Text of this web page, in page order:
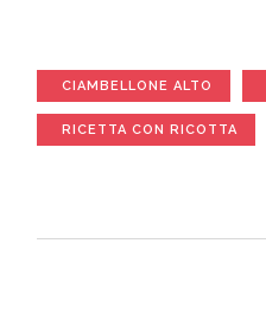
CIAMBELLONE ALTO
RICETTA CON RICOTTA